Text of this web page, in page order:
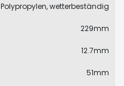
Polypropylen, wetterbeständig
229mm
12.7mm
51mm